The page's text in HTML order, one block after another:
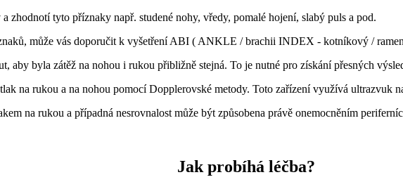
zhodnotí tyto příznaky např. studené nohy, vředy, pomalé hojení, slabý puls a pod.
může vás doporučit k vyšetření ABI ( ANKLE / brachii INDEX - kotníkový /
aby byla zátěž na nohou i rukou přibližně stejná. To je nutné pro získání přesných
na rukou a na nohou pomocí Dopplerovské metody. Toto zařízení využívá ultrazvuk
na rukou a případná nesrovnalost může být způsobena právě onemocněním
Jak probíhá léčba?